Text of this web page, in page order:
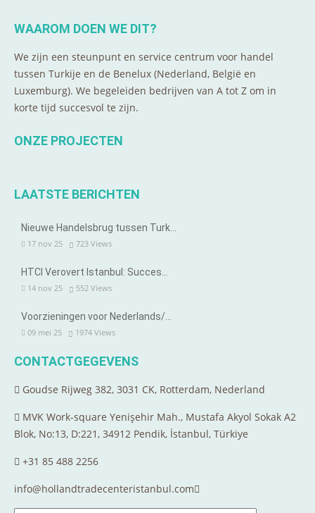
WAAROM DOEN WE DIT?
We zijn een steunpunt en service centrum voor handel
tussen Turkije en de Benelux (Nederland, België en
Luxemburg). We begeleiden bedrijven van A tot Z om in
korte tijd succesvol te zijn.
ONZE PROJECTEN
LAATSTE BERICHTEN
Nieuwe Handelsbrug tussen Turk…
17 nov 25 723 Views
HTCI Verovert Istanbul: Succes…
14 nov 25 552 Views
Voorzieningen voor Nederlands/…
09 mei 25 1974 Views
CONTACTGEGEVENS
Goudse Rijweg 382, 3031 CK, Rotterdam, Nederland
MVK Work-square Yenişehir Mah., Mustafa Akyol Sokak A2
Blok, No:13, D:221, 34912 Pendik, İstanbul, Türkiye
+31 85 488 2256
info@hollandtradecenteristanbul.com